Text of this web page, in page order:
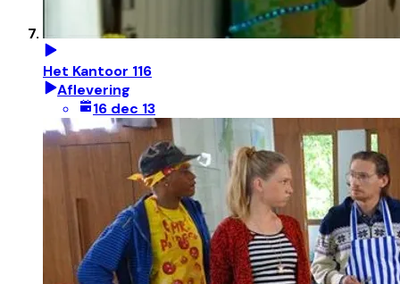
Het Kantoor 116
Aflevering
16 dec 13